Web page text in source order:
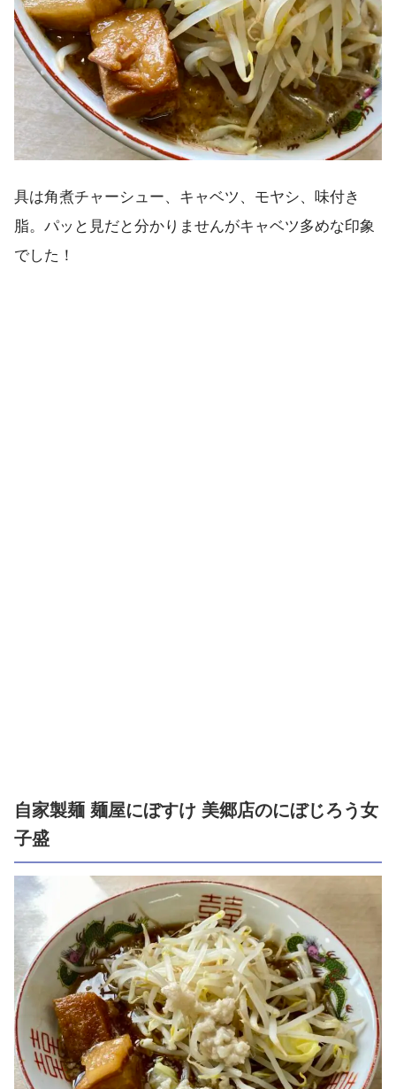
具は角煮チャーシュー、キャベツ、モヤシ、味付き
脂。パッと見だと分かりませんがキャベツ多めな印象
でした！
自家製麺 麺屋にぼすけ 美郷店のにぼじろう女
子盛